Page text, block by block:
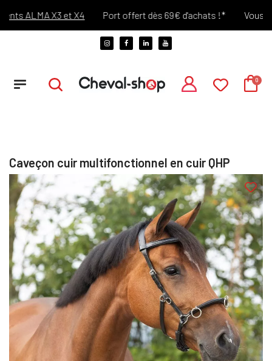
ALMA X3 et X4 Port offert dès 69€ d'achats !* Vous
Caveçon cuir multifonctionnel en cuir QHP